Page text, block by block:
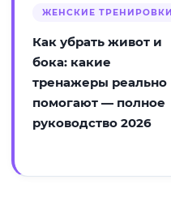
ЖЕНСКИЕ ТРЕНИРОВКИ
Как убрать живот и
бока: какие
тренажеры реально
помогают — полное
руководство 2026